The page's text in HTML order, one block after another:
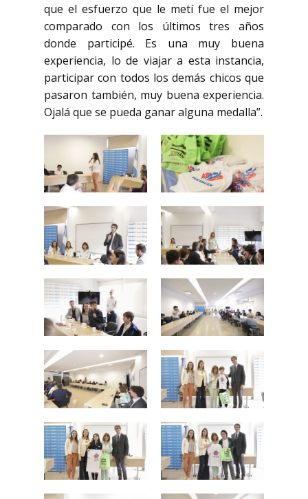
que el esfuerzo que le metí fue el mejor
comparado con los últimos tres años
donde participé. Es una muy buena
experiencia, lo de viajar a esta instancia,
participar con todos los demás chicos que
pasaron también, muy buena experiencia.
Ojalá que se pueda ganar alguna medalla”.